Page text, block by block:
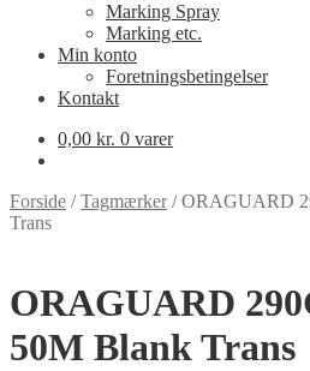
Marking Spray
Marking etc.
Min konto
Foretningsbetingelser
Kontakt
0,00 kr. 0 varer
Forside /Tagmærker/ORAGUARD
Trans
ORAGUARD
50M Blank Trans